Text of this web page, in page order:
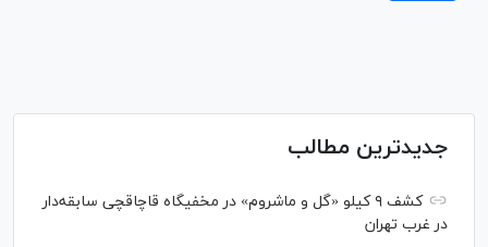
جدیدترین مطالب
کشف ۹ کیلو «گل و ماشروم» در مخفیگاه قاچاقچی سابقه‌دار
در غرب تهران